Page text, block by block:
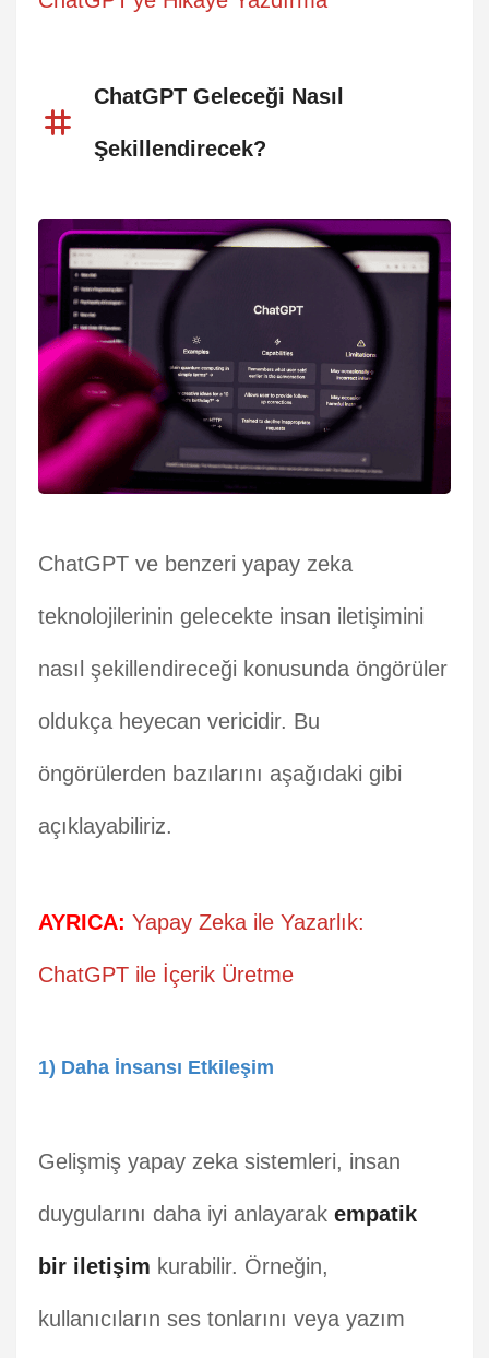
ChatGPT Geleceği Nasıl
Şekillendirecek?
ChatGPT ve benzeri yapay zeka
teknolojilerinin gelecekte insan iletişimini
nasıl şekillendireceği konusunda öngörüler
oldukça heyecan vericidir. Bu
öngörülerden bazılarını aşağıdaki gibi
açıklayabiliriz.
AYRICA: Yapay Zeka ile Yazarlık:
ChatGPT ile İçerik Üretme
1) Daha İnsansı Etkileşim
Gelişmiş yapay zeka sistemleri, insan
duygularını daha iyi anlayarak empatik
bir iletişim kurabilir. Örneğin,
kullanıcıların ses tonlarını veya yazım